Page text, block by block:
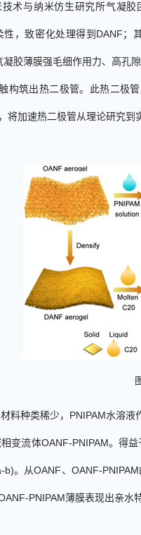
技术与纳米仿生研究所气凝胶
性，致密化处理得到 DANF；
凝胶薄膜强毛细作用力、高孔
构筑出热二极管。此热二极
， 将加速热二极管从理论研究到
材料种类稀少， PNIPAM水溶液
变流体OANF-PNIPAM。得益
b)。从OANF、 OANF-PNIPAM
PNIPAM薄膜表现出亲水